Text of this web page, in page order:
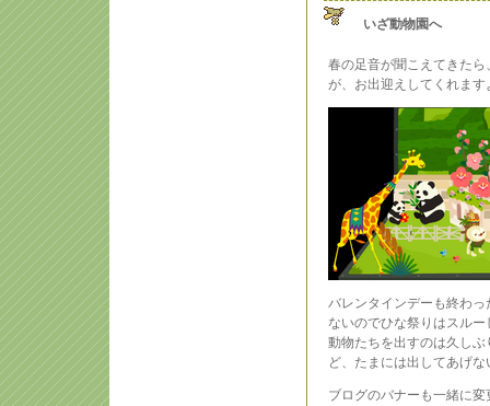
いざ動物園へ
春の足音が聞こえてきた
が、お出迎えしてくれます
バレンタインデーも終わ
ないのでひな祭りはスル
動物たちを出すのは久し
ど、たまには出してあげな
ブログのバナーも一緒に